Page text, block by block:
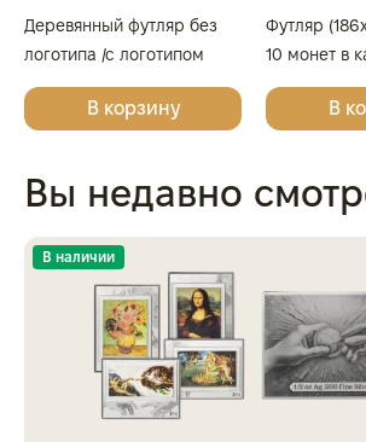
Деревянный футляр без
логотипа /с логотипом
Золотая Плата/Сеятель/
Георгий Победоносец для
В корзину
Футляр
10 монет в
(диаметр
бордовый
В
Вы недавно
В наличии